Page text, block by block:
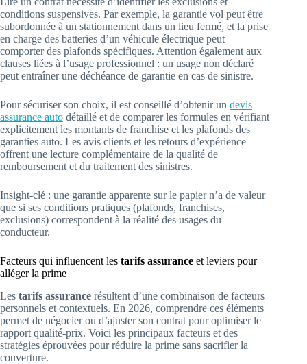
conditions suspensives. Par exemple, la garantie vol peut être
subordonnée à un stationnement dans un lieu fermé, et la prise
en charge des batteries d’un véhicule électrique peut
comporter des plafonds spécifiques. Attention également aux
clauses liées à l’usage professionnel : un usage non déclaré
peut entraîner une déchéance de garantie en cas de sinistre.
Pour sécuriser son choix, il est conseillé d’obtenir un devis
assurance auto détaillé et de comparer les formules en vérifiant
explicitement les montants de franchise et les plafonds des
garanties auto. Les avis clients et les retours d’expérience
offrent une lecture complémentaire de la qualité de
remboursement et du traitement des sinistres.
Insight-clé : une garantie apparente sur le papier n’a de valeur
que si ses conditions pratiques (plafonds, franchises,
exclusions) correspondent à la réalité des usages du
conducteur.
Facteurs qui influencent les tarifs assurance et leviers pour
alléger la prime
Les tarifs assurance résultent d’une combinaison de facteurs
personnels et contextuels. En 2026, comprendre ces éléments
permet de négocier ou d’ajuster son contrat pour optimiser le
rapport qualité-prix. Voici les principaux facteurs et des
stratégies éprouvées pour réduire la prime sans sacrifier la
couverture.